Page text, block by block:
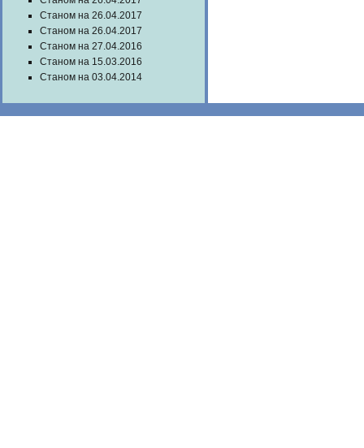
Станом на 26.04.2017
Станом на 26.04.2017
Станом на 27.04.2016
Станом на 15.03.2016
Станом на 03.04.2014